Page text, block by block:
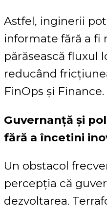
Astfel, inginerii
informate fără a fi
părăsească fluxul
reducând
FinOps și Finance.
Guvernanță și
fără a încetini
Un obstacol
percepția că
dezvoltarea.